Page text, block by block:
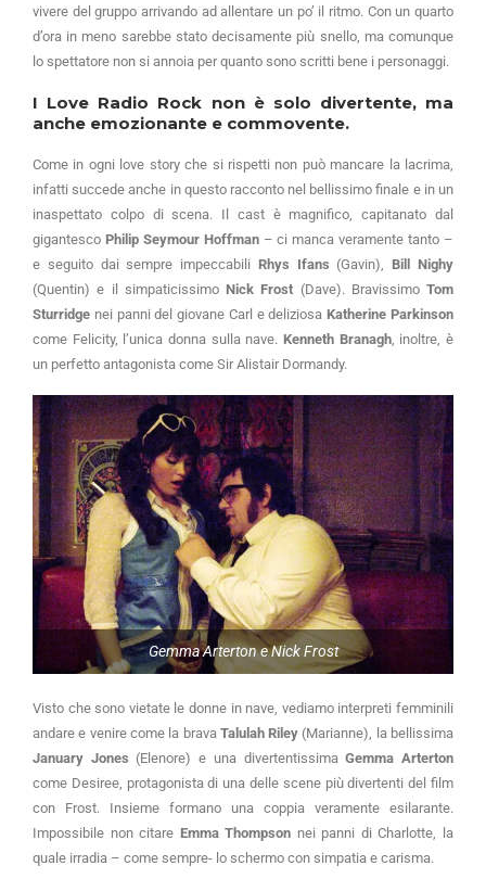
vivere del gruppo arrivando ad allentare un po’ il ritmo. Con un quarto
d’ora in meno sarebbe stato decisamente più snello, ma comunque
lo spettatore non si annoia per quanto sono scritti bene i personaggi.
I Love Radio Rock non è solo divertente, ma
anche emozionante e commovente.
Come in ogni love story che si rispetti non può mancare la lacrima,
infatti succede anche in questo racconto nel bellissimo finale e in un
inaspettato colpo di scena. Il cast è magnifico, capitanato dal
gigantesco Philip Seymour Hoffman– ci manca veramente tanto –
e seguito dai sempre impeccabili Rhys Ifans (Gavin), Bill Nighy
(Quentin) e il simpaticissimo Nick Frost (Dave). Bravissimo Tom
Sturridge nei panni del giovane Carl e deliziosa Katherine Parkinson
come Felicity, l’unica donna sulla nave. Kenneth Branagh, inoltre, è
un perfetto antagonista come Sir Alistair Dormandy.
Gemma Arterton e Nick Frost
Visto che sono vietate le donne in nave, vediamo interpreti femminili
andare e venire come la brava Talulah Riley (Marianne), la bellissima
January Jones (Elenore) e una divertentissimaGemma Arterton
come Desiree, protagonista di una delle scene più divertenti del film
con Frost. Insieme formano una coppia veramente esilarante.
Impossibile non citare Emma Thompson nei panni di Charlotte, la
quale irradia – come sempre- lo schermo con simpatia e carisma.